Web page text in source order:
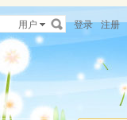
用户 登录 注册